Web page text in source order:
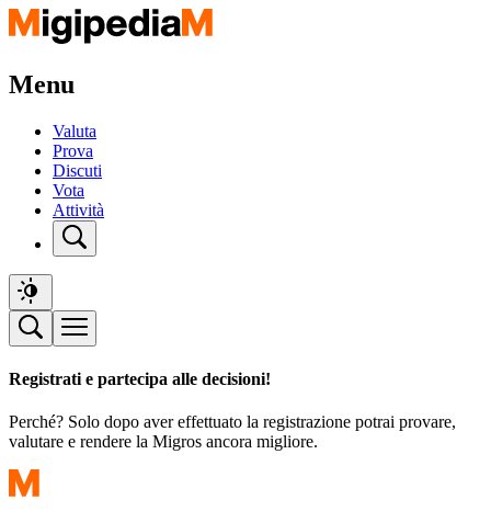
Menu
Valuta
Prova
Discuti
Vota
Attività
Registrati e partecipa alle decisioni!
Perché? Solo dopo aver effettuato la registrazione potrai provare,
valutare e rendere la Migros ancora migliore.